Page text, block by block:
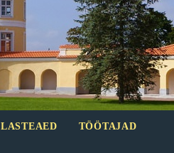
LASTEAED TÖÖTAJAD